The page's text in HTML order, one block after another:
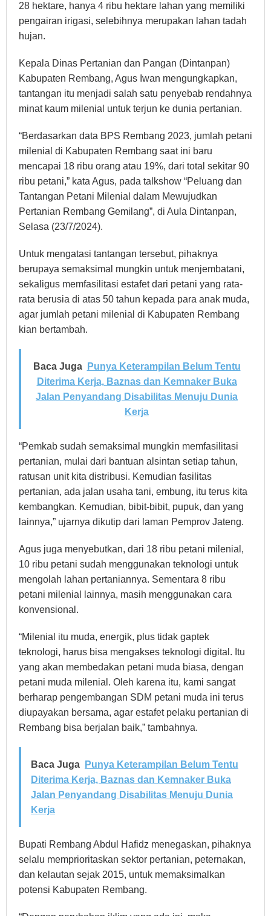
28 hektare, hanya 4 ribu hektare lahan yang memiliki
pengairan irigasi, selebihnya merupakan lahan tadah
hujan.
Kepala Dinas Pertanian dan Pangan (Dintanpan)
Kabupaten Rembang, Agus Iwan mengungkapkan,
tantangan itu menjadi salah satu penyebab rendahnya
minat kaum milenial untuk terjun ke dunia pertanian.
“Berdasarkan data BPS Rembang 2023, jumlah petani
milenial di Kabupaten Rembang saat ini baru
mencapai 18 ribu orang atau 19%, dari total sekitar 90
ribu petani,” kata Agus, pada talkshow “Peluang dan
Tantangan Petani Milenial dalam Mewujudkan
Pertanian Rembang Gemilang”, di Aula Dintanpan,
Selasa (23/7/2024).
Untuk mengatasi tantangan tersebut, pihaknya
berupaya semaksimal mungkin untuk menjembatani,
sekaligus memfasilitasi estafet dari petani yang rata-
rata berusia di atas 50 tahun kepada para anak muda,
agar jumlah petani milenial di Kabupaten Rembang
kian bertambah.
Baca Juga
Punya Keterampilan Belum Tentu
Diterima Kerja, Baznas dan Kemnaker Buka
Jalan Penyandang Disabilitas Menuju Dunia
Kerja
“Pemkab sudah semaksimal mungkin memfasilitasi
pertanian, mulai dari bantuan alsintan setiap tahun,
ratusan unit kita distribusi. Kemudian fasilitas
pertanian, ada jalan usaha tani, embung, itu terus kita
kembangkan. Kemudian, bibit-bibit, pupuk, dan yang
lainnya,” ujarnya dikutip dari laman Pemprov Jateng.
Agus juga menyebutkan, dari 18 ribu petani milenial,
10 ribu petani sudah menggunakan teknologi untuk
mengolah lahan pertaniannya. Sementara 8 ribu
petani milenial lainnya, masih menggunakan cara
konvensional.
“Milenial itu muda, energik, plus tidak gaptek
teknologi, harus bisa mengakses teknologi digital. Itu
yang akan membedakan petani muda biasa, dengan
petani muda milenial. Oleh karena itu, kami sangat
berharap pengembangan SDM petani muda ini terus
diupayakan bersama, agar estafet pelaku pertanian di
Rembang bisa berjalan baik,” tambahnya.
Baca Juga
Punya Keterampilan Belum Tentu
Diterima Kerja, Baznas dan Kemnaker Buka
Jalan Penyandang Disabilitas Menuju Dunia
Kerja
Bupati Rembang Abdul Hafidz menegaskan, pihaknya
selalu memprioritaskan sektor pertanian, peternakan,
dan kelautan sejak 2015, untuk memaksimalkan
potensi Kabupaten Rembang.